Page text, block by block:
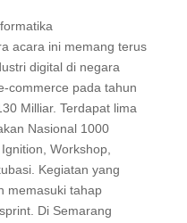
acara ini memang terus
digital di negara
commerce pada tahun
Milliar. Terdapat lima
Nasional 1000
Workshop,
Kegiatan yang
memasuki tahap
Di Semarang